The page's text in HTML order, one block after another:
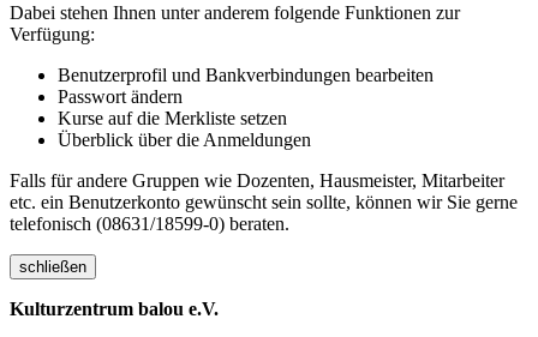
Dabei stehen Ihnen unter anderem folgende Funktionen zur
Verfügung:
Benutzerprofil und Bankverbindungen bearbeiten
Passwort ändern
Kurse auf die Merkliste setzen
Überblick über die Anmeldungen
Falls für andere Gruppen wie Dozenten, Hausmeister, Mitarbeiter
etc. ein Benutzerkonto gewünscht sein sollte, können wir Sie gerne
telefonisch (08631/18599-0) beraten.
schließen
Kulturzentrum balou e.V.